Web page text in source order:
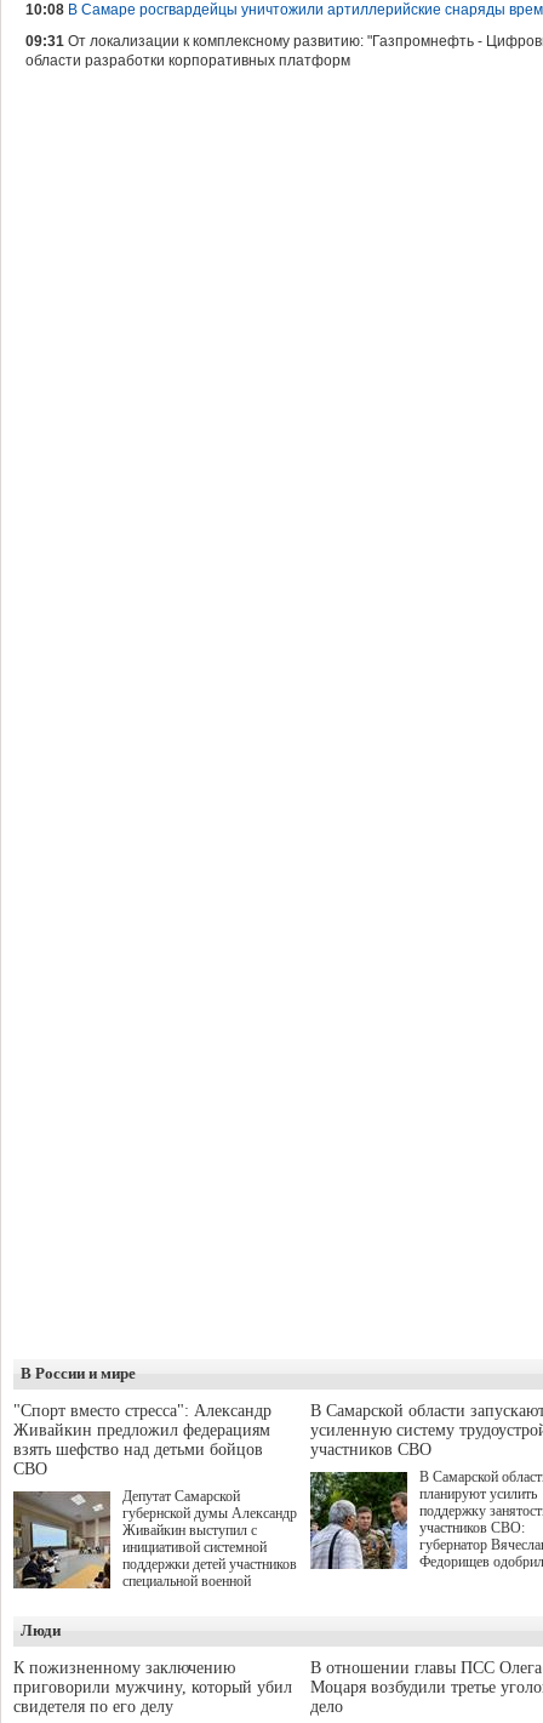
10:08 В Самаре росгвардейцы уничтожили артиллерийские снаряды
09:31 От локализации к комплексному развитию: "Газпромнефть -
области разработки корпоративных платформ
В России и мире
"Спорт вместо стресса": Александр
Живайкин предложил федерациям
взять шефство над детьми бойцов
СВО
Депутат Самарской
губернской думы Александр
Живайкин выступил с
инициативой системной
поддержки детей участников
специальной военной
"Помощь фронту и семьям
участников СВО", которая
прошла в Отрадном 7
августа.
В Самарской области
усиленную систему
участников СВО
В Самарской
планируют усилить
поддержку
участников СВО:
губернатор
Федорищев
на трудоустройство
спокойную
мирной жизни.
Люди
К пожизненному заключению
приговорили мужчину, который убил
свидетеля по его делу
В отношении главы ПСС Олега
Моцаря возбудили третье
дело